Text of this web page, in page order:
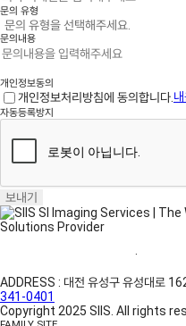
문의 유형
문의내용
개인정보동의
개인정보처리방침에 동의합니다. 내
자동등록방지
보내기
·
ADDRESS : 대전 유성구 유성대로
341-0401
Copyright 2025 SIIS. All rights